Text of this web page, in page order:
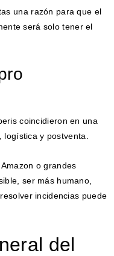
una razón para que el
será solo tener el
coincidieron en una
y postventa.
o grandes
ser más humano,
incidencias puede
del